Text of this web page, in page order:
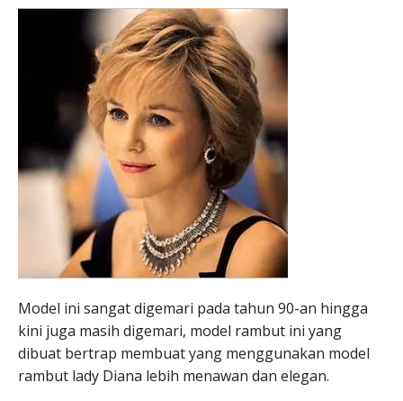
Model ini sangat digemari pada tahun 90-an hingga
kini juga masih digemari, model rambut ini yang
dibuat bertrap membuat yang menggunakan model
rambut lady Diana lebih menawan dan elegan.